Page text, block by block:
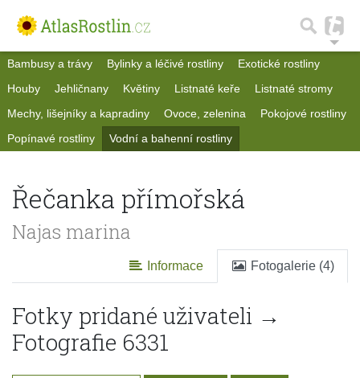
Bambusy a trávy Bylinky a léčivé rostliny
Exotické rostliny
Houby
Jehličnany Květiny Listnaté keře
Listnaté stromy
Mechy, lišejníky a kapradiny
Ovoce, zelenina
Pokojové rostliny
Popínavé rostliny
Vodní a bahenní rostliny
Řečanka přímořská
Najas marina
Informace Fotogalerie (4)
Fotky pridané uživateli →
Fotografie 6331